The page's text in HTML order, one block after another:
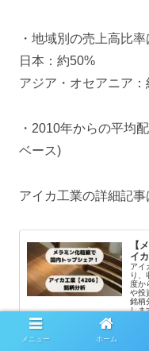
・地域別の売上高比率
日本：約50%
アジア・オセアニア：
・2010年からの平均
ベース)
アイカ工業の詳細記事
【
イ
アイ
り、
度か
や投
銘柄
しま
loco-blog.com
メニュー ホーム